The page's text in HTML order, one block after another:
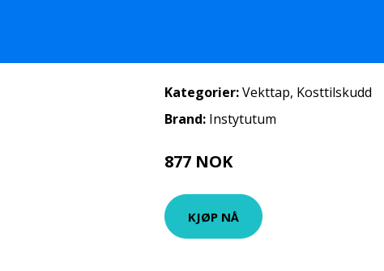
Kategorier:Vekttap, Kosttilskudd
Brand: Instytutum
877 NOK
KJØP NÅ